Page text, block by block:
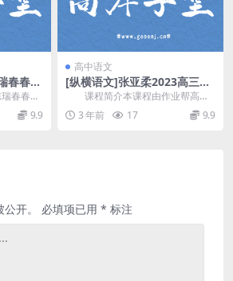
春春季
春春季
4.34G
9.9
高中语文
[纵横语文]张亚柔2023高三语
文一轮秋季A+方法大招课
课程简介本课程由作业帮高中
语文主讲 张亚柔 讲课，2023高考
语文一轮秋季班...
3 年前 17 9.9
开。 必填项已用 * 标注